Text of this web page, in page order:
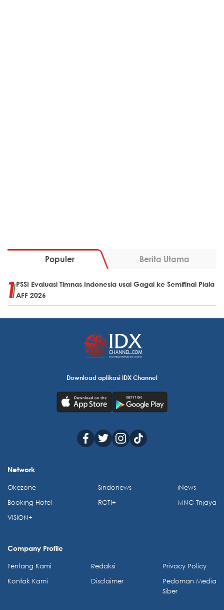
Populer Berita Utama
PSSI Evaluasi Timnas Indonesia usai Gagal ke Semifinal Piala
AFF 2026
Download aplikasi IDX Channel
Network
Okezone
Booking Hotel
VISION+
Sindonews
RCTI+
iNews
MNC Trijaya
Company Profile
Tentang Kami
Kontak Kami
Redaksi
Disclaimer
Privacy Policy
Pedoman Media
Siber